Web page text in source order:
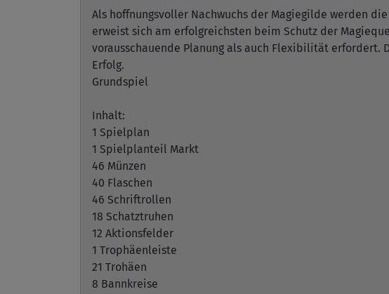
Als hoffnungsvoller Nachwuchs der Magiegilde werden
erweist sich am erfolgreichsten beim Schutz der
vorausschauende Planung als auch Flexibilität
Erfolg.
Grundspiel
Inhalt:
1 Spielplan
1 Spielplanteil Markt
46 Münzen
40 Flaschen
46 Schriftrollen
18 Schatztruhen
12 Aktionsfelder
1 Trophäenleiste
21 Trohäen
8 Bannkreise